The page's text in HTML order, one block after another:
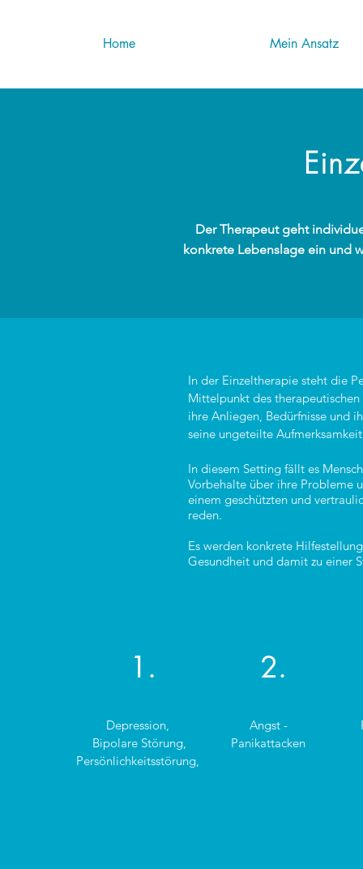
Home Mein Ansatz
Der Therapeut geht
konkrete Lebenslage ein und
In der Einzeltherapie steht die
Mittelpunkt des
ihre Anliegen, Bedürfnisse und
seine ungeteilte
In diesem Setting fällt es
Vorbehalte über ihre Probleme
einem geschützten und
reden.
Es werden konkrete
Gesundheit und damit zu einer
1.
Depression,
Bipolare Störung,
Persönlichkeitsstörung,
2.
Angst -
Panikattacken